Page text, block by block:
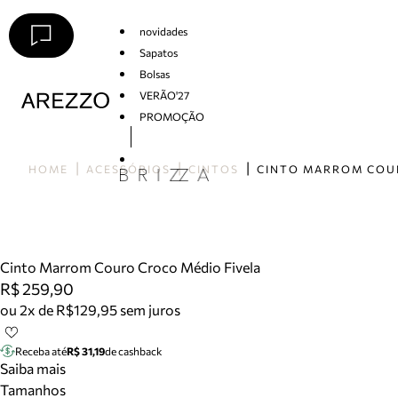
novidades
Sapatos
Bolsas
VERÃO'27
PROMOÇÃO
HOME ACESSÓRIOS CINTOS
Cinto Marrom Couro Croco Médio Fivela
R$ 259,90
ou 2x de R$129,95 sem juros
Receba atéR$ 31,19de cashback
Saiba mais
Tamanhos